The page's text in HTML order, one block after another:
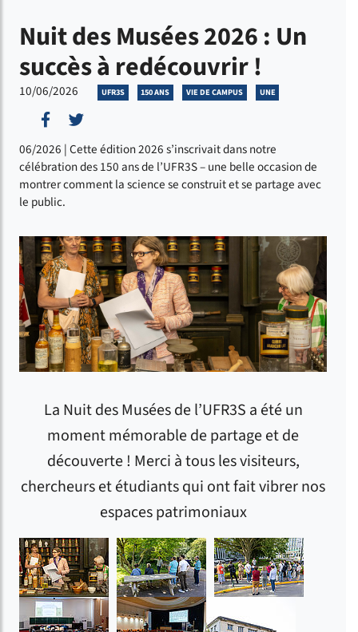
Nuit des Musées 2026 : Un
succès à redécouvrir !
10/06/2026 UFR3S 150 ANS VIE DE CAMPUS UNE
Partager sur Facebook
Partager sur Twitter
06/2026 | Cette édition 2026 s’inscrivait dans notre
célébration des 150 ans de l’UFR3S – une belle occasion de
montrer comment la science se construit et se partage avec
le public.
La Nuit des Musées de l’UFR3S a été un
moment mémorable de partage et de
découverte ! Merci à tous les visiteurs,
chercheurs et étudiants qui ont fait vibrer nos
espaces patrimoniaux